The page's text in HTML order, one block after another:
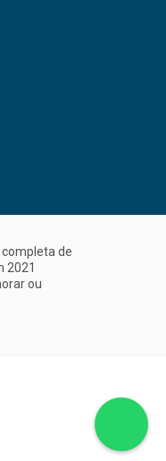
de
2021
ou